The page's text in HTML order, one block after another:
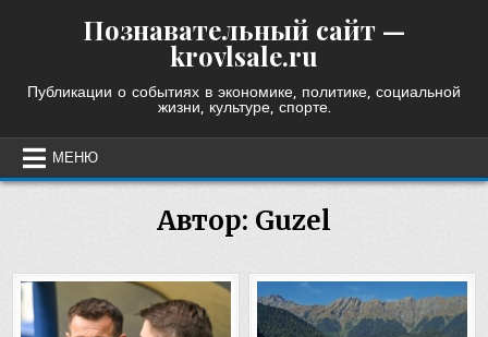
Познавательный сайт —
krovlsale.ru
Публикации о событиях в экономике, политике, социальной
жизни, культуре, спорте.
МЕНЮ
Автор: Guzel